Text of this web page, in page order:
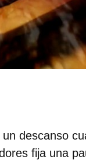
descanso
fija una